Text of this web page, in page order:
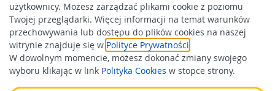
użytkownicy. Możesz zarządzać plikami cookie z poziomu
Twojej przeglądarki. Więcej informacji na temat warunków
przechowywania lub dostępu do plików cookies na naszej
witrynie znajduje się w Polityce Prywatności
W dowolnym momencie, możesz dokonać zmiany swojego
wyboru klikając w link Polityka Cookies w stopce strony.
Polityka Cookies
Odbiór zużytego sprzętu
Wspierają nas: